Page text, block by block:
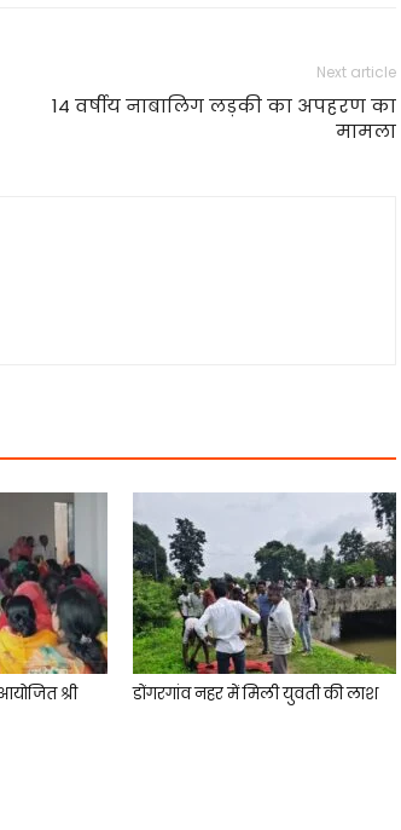
Next article
14 वर्षीय नाबालिग लड़की का अपहरण का
मामला
श्री
डोंगरगांव नहर में मिली युवती की लाश